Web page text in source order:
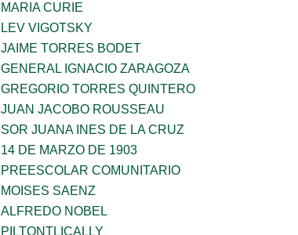
MARIA CURIE
LEV VIGOTSKY
JAIME TORRES BODET
GENERAL IGNACIO ZARAGOZA
GREGORIO TORRES QUINTERO
JUAN JACOBO ROUSSEAU
SOR JUANA INES DE LA CRUZ
14 DE MARZO DE 1903
PREESCOLAR COMUNITARIO
MOISES SAENZ
ALFREDO NOBEL
PILTONTLICALLY